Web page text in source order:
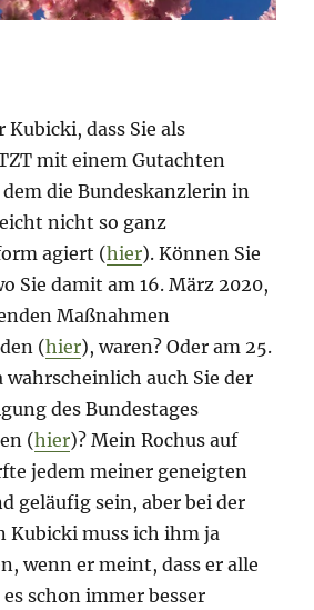
Kubicki, dass Sie als
mit einem Gutachten
die Bundeskanzlerin in
nicht so ganz
agiert (hier). Können Sie
Sie damit am 16. März 2020,
Maßnahmen
(hier), waren? Oder am 25.
wahrscheinlich auch Sie der
des Bundestages
(hier)? Mein Rochus auf
jedem meiner geneigten
geläufig sein, aber bei der
Kubicki muss ich ihm ja
wenn er meint, dass er alle
schon immer besser